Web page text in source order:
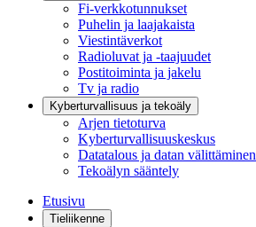
Fi-verkkotunnukset
Puhelin ja laajakaista
Viestintäverkot
Radioluvat ja -taajuudet
Postitoiminta ja jakelu
Tv ja radio
Kyberturvallisuus ja tekoäly
Arjen tietoturva
Kyberturvallisuuskeskus
Datatalous ja datan välittäminen
Tekoälyn sääntely
Etusivu
Tieliikenne